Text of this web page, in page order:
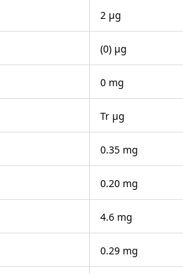
2 μg
(0) μg
0 mg
Tr μg
0.35 mg
0.20 mg
4.6 mg
0.29 mg